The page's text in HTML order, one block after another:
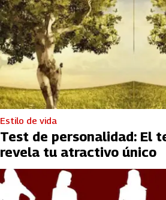
Estilo de vida
Test de personalidad: El
revela tu atractivo único